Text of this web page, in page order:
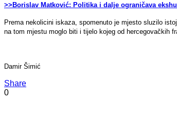
>>Borislav Matković: Politika i dalje ograničava
Prema nekolicini iskaza, spomenuto je mjesto sluzilo
na tom mjestu moglo biti i tijelo kojeg od hercegovačkih
Damir Šimić
Share
0